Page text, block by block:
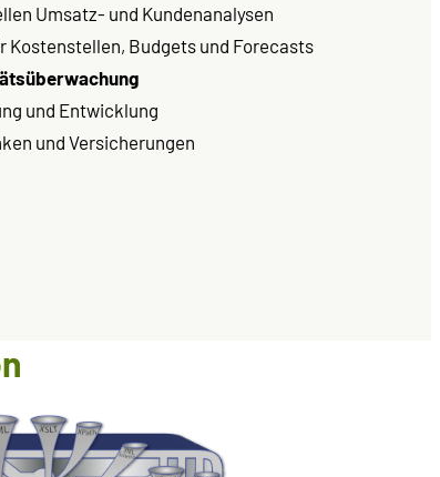
Umsatz- und Kundenanalysen
Kostenstellen, Budgets und Forecasts
und Entwicklung
und Versicherungen